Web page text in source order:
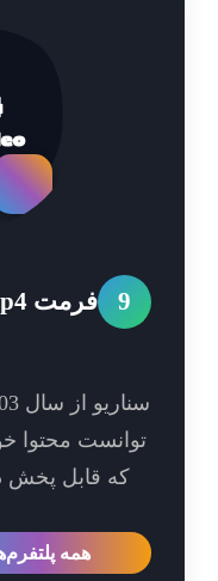
فرمت mp4
سناریو از
که قابل پخش در هر
همه پلتفرم‌ها